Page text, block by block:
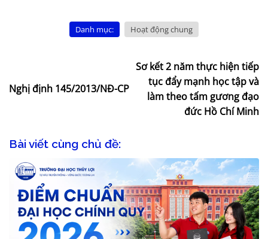
Danh mục: Hoạt động chung
Nghị định 145/2013/NĐ-CP
Sơ kết 2 năm thực hiện tiếp
tục đẩy mạnh học tập và
làm theo tấm gương đạo
đức Hồ Chí Minh
Bài viết cùng chủ đề: